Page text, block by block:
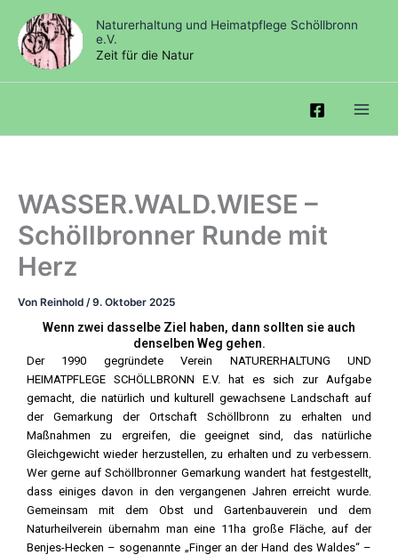
Inhalt
springen
Naturerhaltung und Heimatpflege Schöllbronn
e.V.
Zeit für die Natur
WASSER.WALD.WIESE –
Schöllbronner Runde mit
Herz
Von Reinhold /9. Oktober 2025
Wenn zwei dasselbe Ziel haben, dann sollten sie auch
denselben Weg gehen.
Der 1990 gegründete Verein NATURERHALTUNG UND
HEIMATPFLEGE SCHÖLLBRONN E.V. hat es sich zur Aufgabe
gemacht, die natürlich und kulturell gewachsene Landschaft auf
der Gemarkung der Ortschaft Schöllbronn zu erhalten und
Maßnahmen zu ergreifen, die geeignet sind, das natürliche
Gleichgewicht wieder herzustellen, zu erhalten und zu verbessern.
Wer gerne auf Schöllbronner Gemarkung wandert hat festgestellt,
dass einiges davon in den vergangenen Jahren erreicht wurde.
Gemeinsam mit dem Obst und Gartenbauverein und dem
Naturheilverein übernahm man eine 11ha große Fläche, auf der
Benjes-Hecken – sogenannte „Finger an der Hand des Waldes“ –